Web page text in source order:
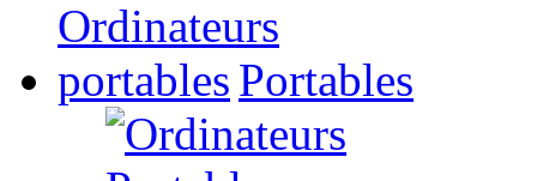
Portables